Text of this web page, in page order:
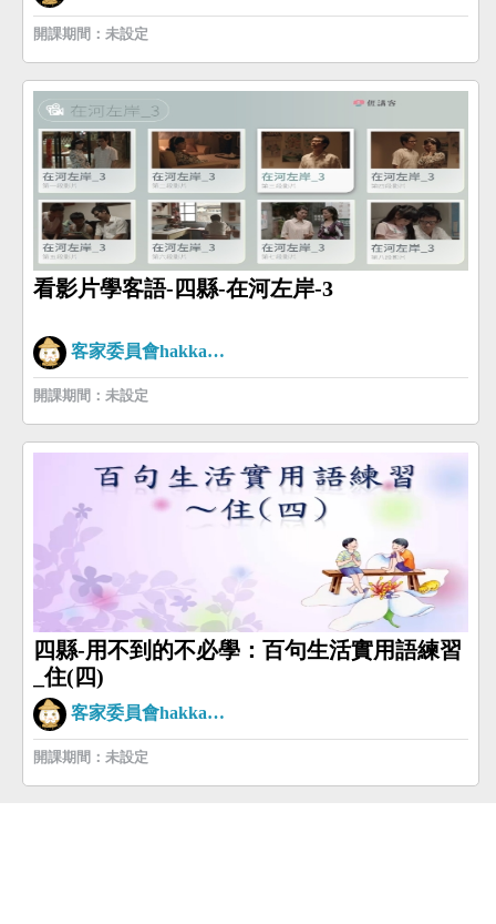
開課期間：未設定
看影片學客語-四縣-在河左岸-3
客家委員會hakkaman
開課期間：未設定
四縣-用不到的不必學：百句生活實用語練習
_住(四)
客家委員會hakkaman
開課期間：未設定